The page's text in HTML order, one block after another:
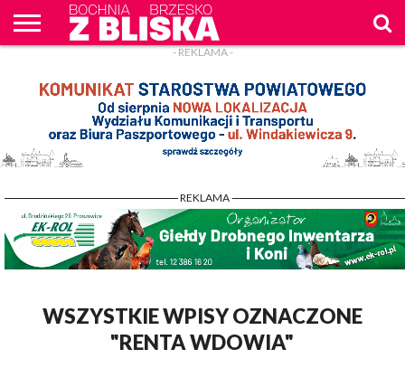
WPROST
REKLAM
- REKLAMA -
- REKLAMA -
WSZYSTKIE WPISY OZNACZONE
"RENTA WDOWIA"